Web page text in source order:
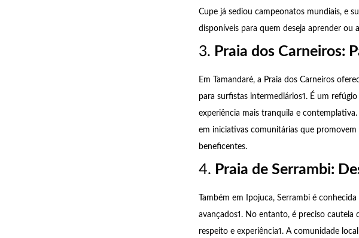
Cupe já sediou campeonatos mundiais, e
disponíveis para quem deseja aprender ou
3. Praia dos Carneiros:
Em Tamandaré, a Praia dos Carneiros
para surfistas intermediários1. É um
experiência mais tranquila e
em iniciativas comunitárias que
beneficentes.
4. Praia de Serrambi:
Também em Ipojuca, Serrambi é
avançados1. No entanto, é preciso
respeito e experiência1. A comunidade